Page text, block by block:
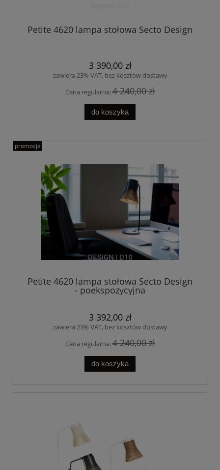
Petite 4620 lampa stołowa Secto Design
3 390,00 zł
zawiera 23% VAT, bez kosztów dostawy
Cena regularna:4 240,00 zł
do koszyka
Petite 4620 lampa stołowa Secto Design
- poekspozycyjna
3 392,00 zł
zawiera 23% VAT, bez kosztów dostawy
Cena regularna:4 240,00 zł
do koszyka
promocja